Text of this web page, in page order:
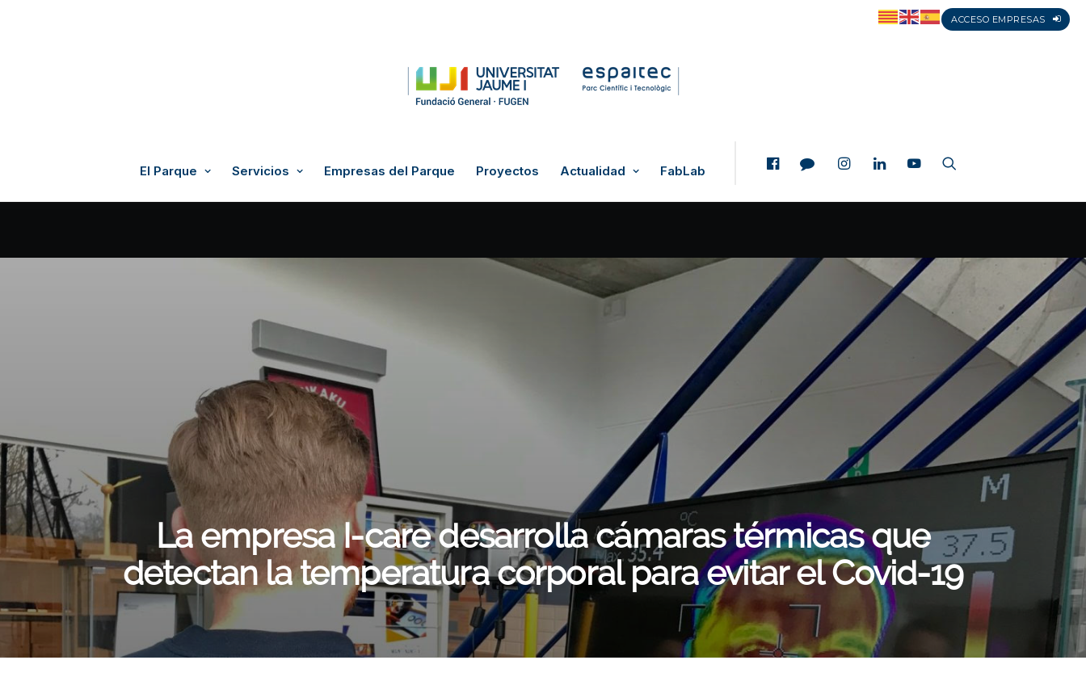
ACCESO EMPRESAS
El Parque Servicios Empresas del Parque Proyectos Actualidad FabLab
La empresa I-care desarrolla cámaras térmicas que
detectan la temperatura corporal para evitar el Covid-19